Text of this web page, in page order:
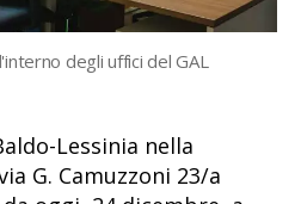
degli uffici del GAL
Lessinia nella
G. Camuzzoni 23/a